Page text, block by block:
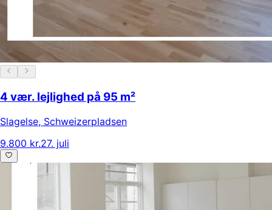
4 vær. lejlighed på 95 m²
Slagelse, Schweizerpladsen
9.800 kr.27. juli